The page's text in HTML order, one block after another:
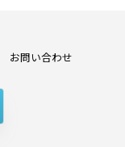
お問い合わせ